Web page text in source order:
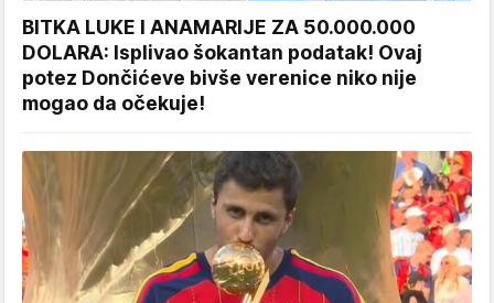
BITKA LUKE I ANAMARIJE ZA 50.000.000
DOLARA: Isplivao šokantan podatak! Ovaj
potez Dončićeve bivše verenice niko nije
mogao da očekuje!